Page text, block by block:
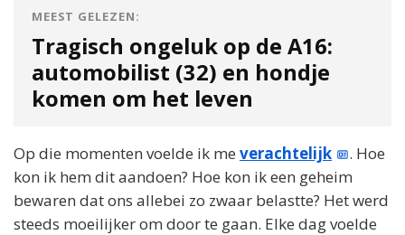
MEEST GELEZEN:
Tragisch ongeluk op de A16:
automobilist (32) en hondje
komen om het leven
Op die momenten voelde ik me verachtelijk
. Hoe
kon ik hem dit aandoen? Hoe kon ik een geheim
bewaren dat ons allebei zo zwaar belastte? Het werd
steeds moeilijker om door te gaan. Elke dag voelde